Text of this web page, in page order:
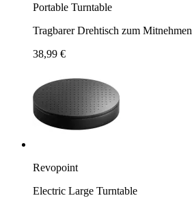
Portable Turntable
Tragbarer Drehtisch zum Mitnehmen
38,99 €
Revopoint
Electric Large Turntable